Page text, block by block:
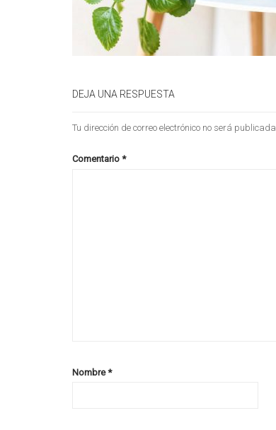
DEJA UNA RESPUESTA
Tu dirección de correo electrónico no será publicada.
Comentario *
Nombre*